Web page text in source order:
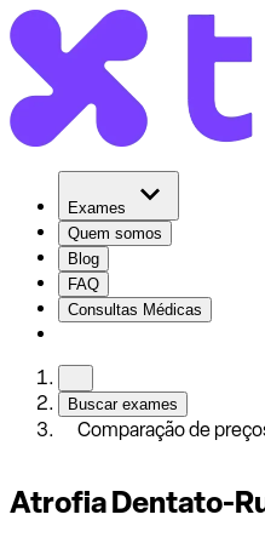
Exames
Quem somos
Blog
FAQ
Consultas Médicas
Buscar exames
Comparação de
Atrofia Dentato-